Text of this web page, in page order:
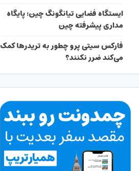
ایستگاه فضایی تیانگونگ چین؛ پایگاه
مداری پیشرفته چین
فارکس سیتی پرو چطور به تریدرها کمک
می‌کند ضرر نکنند؟